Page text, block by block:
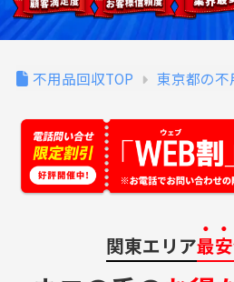
不用品回収TOP 東京都の不
関東エリア最